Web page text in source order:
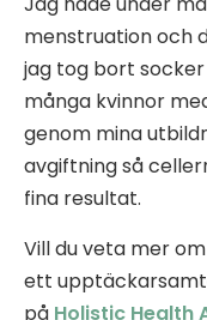
menstruation och
jag tog bort
många kvinnor
genom mina
avgiftning så
fina resultat.
Vill du veta mer
ett
på Holistic Health